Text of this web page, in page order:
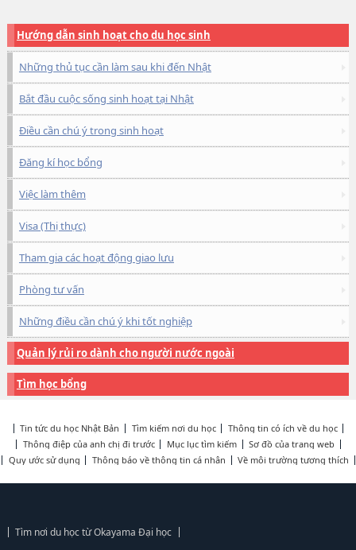
Hướng dẫn sinh hoạt cho du học sinh
Những thủ tục cần làm sau khi đến Nhật
Bắt đầu cuộc sống sinh hoạt tại Nhật
Điều cần chú ý trong sinh hoạt
Đăng kí học bổng
Việc làm thêm
Visa (Thị thực)
Tham gia các hoạt động giao lưu
Phòng tư vấn
Những điều cần chú ý khi tốt nghiệp
Quản lý rủi ro dành cho người nước ngoài
Tìm học bổng
Tin tức du học Nhật Bản Tìm kiếm nơi du học
Thông tin có ích về du học
Thông điệp của anh chị đi trước
Mục lục tìm kiếm
Sơ đồ của trang web
Quy ước sử dụng
Thông báo về thông tin cá nhân Về môi trường tương thích
Tìm nơi du học từ Okayama Đại học